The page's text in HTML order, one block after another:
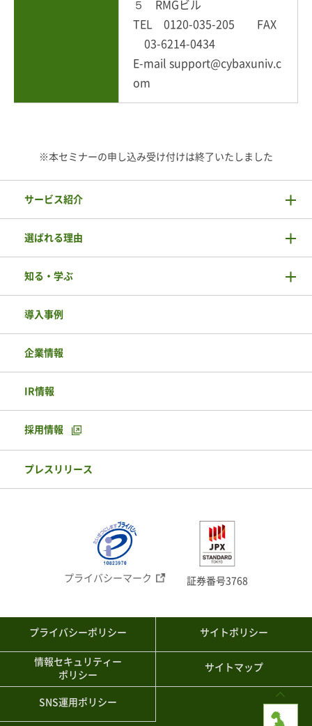
５ RMGビル
TEL 0120-035-205 FAX
03-6214-0434
E-mail support@cybaxuniv.c
om
※本セミナーの申し込み受け付けは終了いたしました
サービス紹介
選ばれる理由
知る・学ぶ
導入事例
企業情報
IR情報
採用情報
プレスリリース
プライバシーマーク 証券番号3768
プライバシーポリシー
情報セキュリティー
ポリシー
SNS運用ポリシー
サイトポリシー
サイトマップ